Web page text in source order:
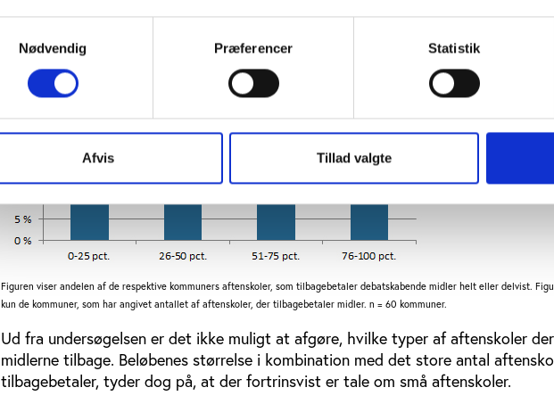
Nødvendig
Præferencer Statistik
Afvis Tillad valgte
Figuren viser andelen af de respektive kommuners aftenskoler, som tilbagebetaler debatskabende midler helt eller delvist.
kun de kommuner, som har angivet antallet af aftenskoler, der tilbagebetaler midler. n = 60 kommuner.
Ud fra undersøgelsen er det ikke muligt at afgøre, hvilke typer af aftenskoler
midlerne tilbage. Beløbenes størrelse i kombination med det store antal
tilbagebetaler, tyder dog på, at der fortrinsvist er tale om små aftenskoler.